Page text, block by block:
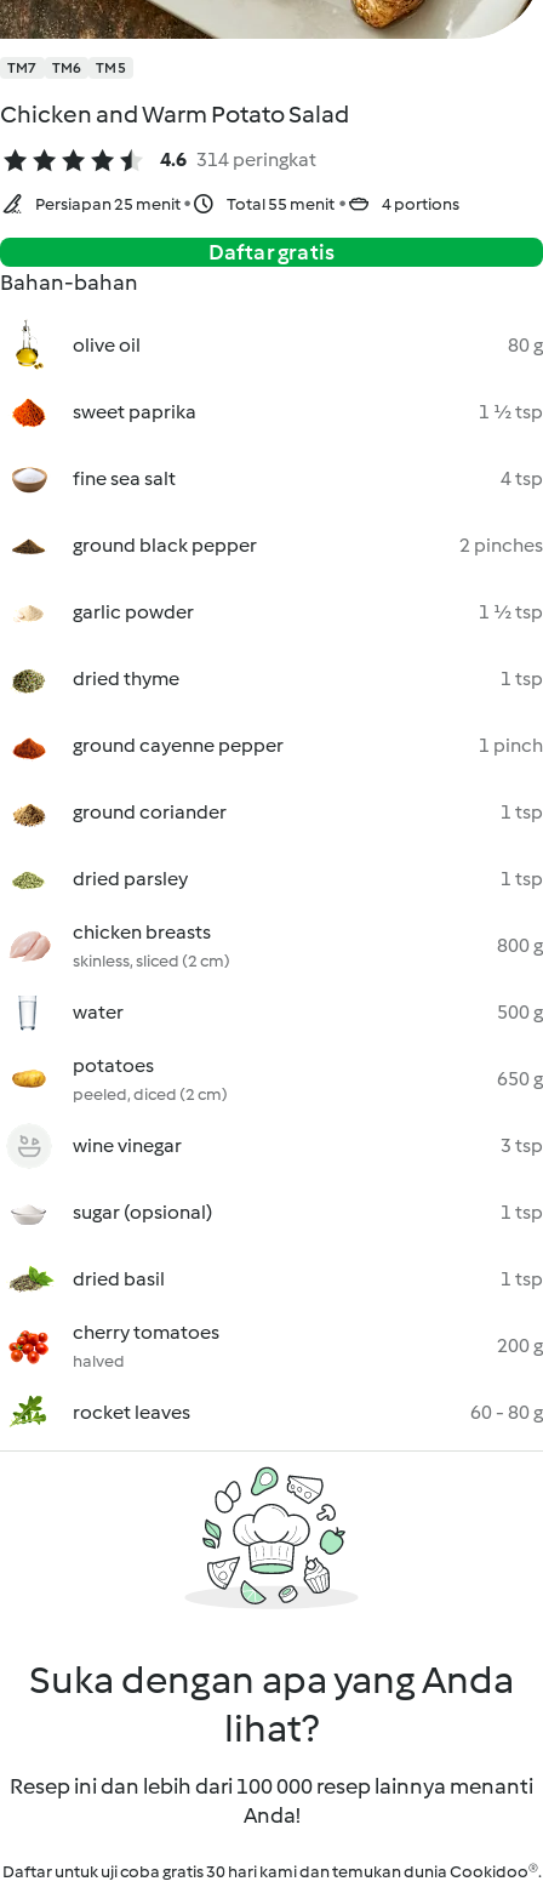
TM7 TM6 TM5
Chicken and Warm Potato Salad
4.6 314 peringkat
Persiapan 25 menit Total 55 menit 4 portions
Daftar gratis
Bahan-bahan
olive oil 80 g
sweet paprika 1 ½ tsp
fine sea salt 4 tsp
ground black pepper 2 pinches
garlic powder 1 ½ tsp
dried thyme 1 tsp
ground cayenne pepper 1 pinch
ground coriander 1 tsp
dried parsley 1 tsp
chicken breasts
skinless, sliced (2 cm)
800 g
water 500 g
potatoes
peeled, diced (2 cm)
650 g
wine vinegar 3 tsp
sugar (opsional) 1 tsp
dried basil 1 tsp
cherry tomatoes
halved
200 g
rocket leaves 60 - 80 g
Suka dengan apa yang Anda
lihat?
Resep ini dan lebih dari 100 000 resep lainnya menanti
Anda!
Daftar untuk uji coba gratis 30 hari kami dan temukan dunia Cookidoo®.